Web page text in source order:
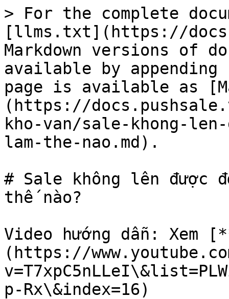
> For the complete
[llms.txt](https://
Markdown versions of
available by
page is available as
(https://
kho-van/sale-khong-
lam-the-nao.md).
# Sale không lên được
thế nào?
Video hướng dẫn: Xem
(https://
p-Rx\&index=16)